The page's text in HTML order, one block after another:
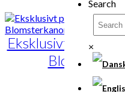
Search
×
kr. 89,00
til
kr.
vare
har
flere
kan
vælges
på
Eksklusivt print:
Version 9